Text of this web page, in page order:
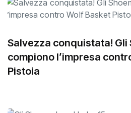
Salvezza conquistata! Gli
compiono l’impresa
Pistoia